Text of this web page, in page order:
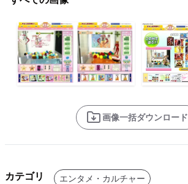
画像一括ダウンロード
カテゴリ エンタメ・カルチャー